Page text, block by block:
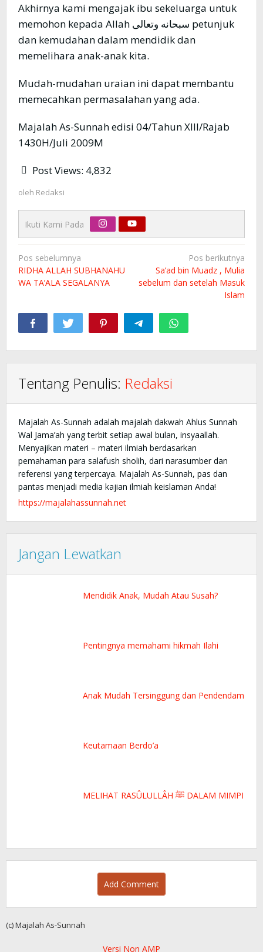
Akhirnya kami mengajak ibu sekeluarga untuk
memohon kepada Allah سبحانه وتعالى petunjuk
dan kemudahan dalam mendidik dan
memelihara anak-anak kita.
Mudah-mudahan uraian ini dapat membantu
memecahkan permasalahan yang ada.
Majalah As-Sunnah edisi 04/Tahun XIII/Rajab
1430H/Juli 2009M
Post Views: 4,832
oleh Redaksi
Ikuti Kami Pada
Navigasi
pos
Pos sebelumnya
RIDHA ALLAH SUBHANAHU
WA TA’ALA SEGALANYA
Pos berikutnya
Sa’ad bin Muadz , Mulia
sebelum dan setelah Masuk
Islam
Tentang Penulis: Redaksi
Majalah As-Sunnah adalah majalah dakwah Ahlus Sunnah
Wal Jama’ah yang terbit setiap awal bulan, insyaallah.
Menyajikan materi – materi ilmiah berdasarkan
pemahaman para salafush sholih, dari narasumber dan
referensi yang terpercaya. Majalah As-Sunnah, pas dan
pantas menjadi media kajian ilmiah keislaman Anda!
https://majalahassunnah.net
Jangan Lewatkan
Mendidik Anak, Mudah Atau Susah?
Pentingnya memahami hikmah Ilahi
Anak Mudah Tersinggung dan Pendendam
Keutamaan Berdo’a
MELIHAT RASÛLULLÂH ﷺ DALAM MIMPI
Add Comment
(c) Majalah As-Sunnah
Versi Non AMP